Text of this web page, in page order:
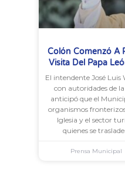
Colón Comenzó A
Visita Del Papa
El intendente José Luis
con autoridades de
anticipó que el
organismos
Iglesia y el sector
quienes se
Prensa Municipal